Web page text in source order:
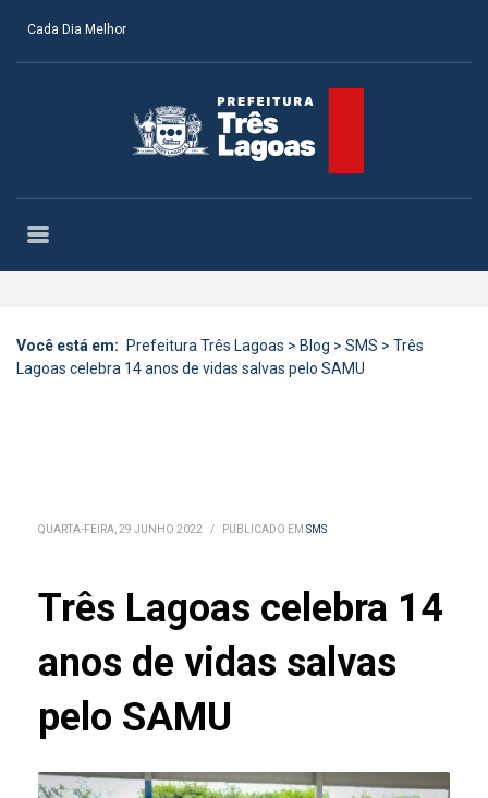
Cada Dia Melhor
Você está em: Prefeitura Três Lagoas > Blog > SMS > Três
Lagoas celebra 14 anos de vidas salvas pelo SAMU
QUARTA-FEIRA, 29 JUNHO 2022 / PUBLICADO EM SMS
Três Lagoas celebra 14
anos de vidas salvas
pelo SAMU